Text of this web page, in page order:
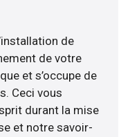
de
de votre
et s’occupe de
Ceci vous
durant la mise
et notre savoir-